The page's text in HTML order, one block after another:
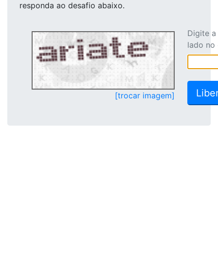
responda ao desafio abaixo.
[trocar imagem]
Digite
lado no